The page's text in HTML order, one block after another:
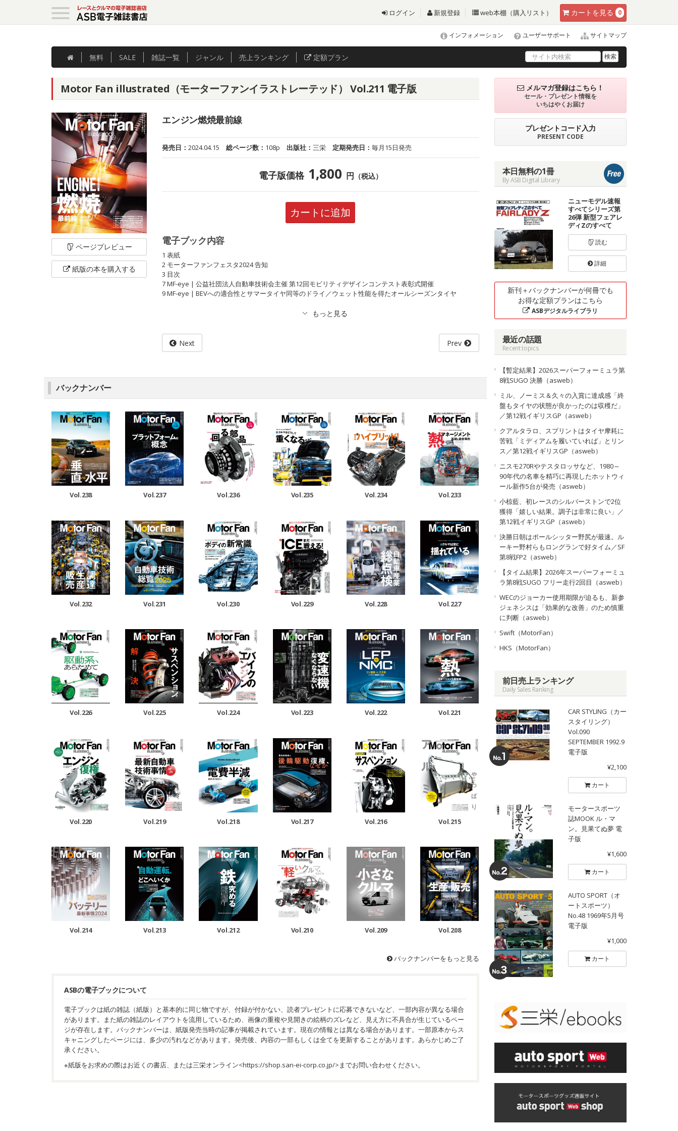
カート を見る 0
ログイン 新規登録 web本棚（購入リスト）
インフォメーション ユーザーサポート サイトマップ
無料 SALE 雑誌一覧 ジャンル 売上ランキング 定額プラン 検索
Motor Fan illustrated（モーターファンイラストレーテッド） Vol.211 電子版
ページプレビュー
紙版の本を購入する
エンジン燃焼最前線
発売日：2024.04.15 総ページ数： 108p 出版社：三栄 定期発売日：毎月15日発売
電子版価格 1,800 円 （税込）
カートに追加
電子ブック内容
1 表紙
2 モーターファンフェスタ2024 告知
3 目次
7 MF-eye | 公益社団法人自動車技術会主催 第12回モビリティデザインコンテスト表彰式開催
9 MF-eye | BEVへの適合性とサマータイヤ同等のドライ／ウェット性能を得たオールシーズンタイヤ
Next Prev
バックナンバー
Vol.238 Vol.237 Vol.236 Vol.235 Vol.234 Vol.233
Vol.232 Vol.231 Vol.230 Vol.229 Vol.228 Vol.227
Vol.226 Vol.225 Vol.224 Vol.223 Vol.222 Vol.221
Vol.220 Vol.219 Vol.218 Vol.217 Vol.216 Vol.215
Vol.214 Vol.213 Vol.212 Vol.210 Vol.209 Vol.208
バックナンバーをもっと見る
ASBの電子ブックについて
電子ブックは紙の雑誌（紙版）と基本的に同じ物ですが、付録が付かない、読者プレゼントに応募できないなど、一部内容が異なる場合
があります。また紙の雑誌のレイアウトを流用しているため、画像の重複や見開きの絵柄のズレなど、見え方に不具合が生じているペー
ジが存在します。バックナンバーは、紙版発売当時の記事が掲載されています。現在の情報とは異なる場合があります。一部原本からス
キャニングしたページには、多少の汚れなどがあります。発売後、内容の一部もしくは全てを更新することがあります。あらかじめご了
承ください。
※紙版をお求めの際はお近くの書店、または三栄オンライン<https://shop.san-ei-corp.co.jp/>までお問い合わせください。
メルマガ登録はこちら！
セール・プレゼント情報を
いちはやくお届け
プレゼントコード入力
PRESENT CODE
本日無料の1冊
By ASB Digital Library
ニューモデル速報
すべてシリーズ第
26弾 新型フェアレ
ディZのすべて
読む
詳細
新刊＋バックナンバーが何冊でも
お得な定額プランはこちら
ASBデジタルライブラリ
最近の話題
Recent topics
【暫定結果】2026スーパーフォーミュラ第
8戦SUGO 決勝（asweb）
ミル、ノーミス＆久々の入賞に達成感「終
盤もタイヤの状態が良かったのは収穫だ」
／第12戦イギリスGP（asweb）
クアルタラロ、スプリントはタイヤ摩耗に
苦戦「ミディアムを履いていれば」とリン
ス／第12戦イギリスGP（asweb）
ニスモ270Rやテスタロッサなど、1980～
90年代の名車を精巧に再現したホットウィ
ール新作5台が発売（asweb）
小椋藍、初レースのシルバーストンで2位
獲得「嬉しい結果。調子は非常に良い」／
第12戦イギリスGP（asweb）
決勝日朝はポールシッター野尻が最速。ル
ーキー野村らもロングランで好タイム／SF
第8戦FP2（asweb）
【タイム結果】2026年スーパーフォーミュ
ラ第8戦SUGO フリー走行2回目（asweb）
WECのジョーカー使用期限が迫るも、新参
ジェネシスは「効果的な改善」のため慎重
に判断（asweb）
Swift（MotorFan）
HKS（MotorFan）
前日売上ランキング
Daily Sales Ranking
CAR STYLING（カー
スタイリング）
Vol.090
SEPTEMBER 1992.9
電子版
¥2,100
カート
モータースポーツ
誌MOOK ル・マ
ン。見果てぬ夢 電
子版
¥1,600
カート
AUTO SPORT（オ
ートスポーツ）
No.48 1969年5月号
電子版
¥1,000
カート